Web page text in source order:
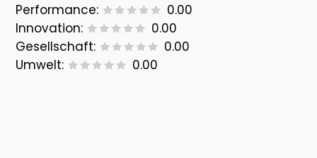
Performance:
0.00
Innovation:
0.00
Gesellschaft:
0.00
Umwelt:
0.00